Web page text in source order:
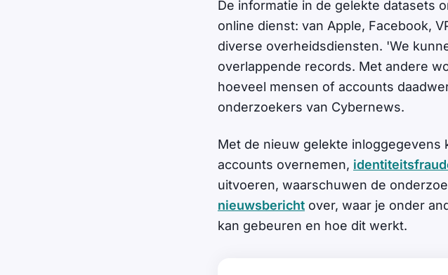
De informatie in de gelekte datasets
online dienst: van Apple, Facebook,
diverse overheidsdiensten. 'We
overlappende records. Met andere
hoeveel mensen of accounts
onderzoekers van Cybernews.
Met de nieuw gelekte
accounts overnemen,
uitvoeren, waarschuwen de
nieuwsbericht over, waar je onder
kan gebeuren en hoe dit werkt.